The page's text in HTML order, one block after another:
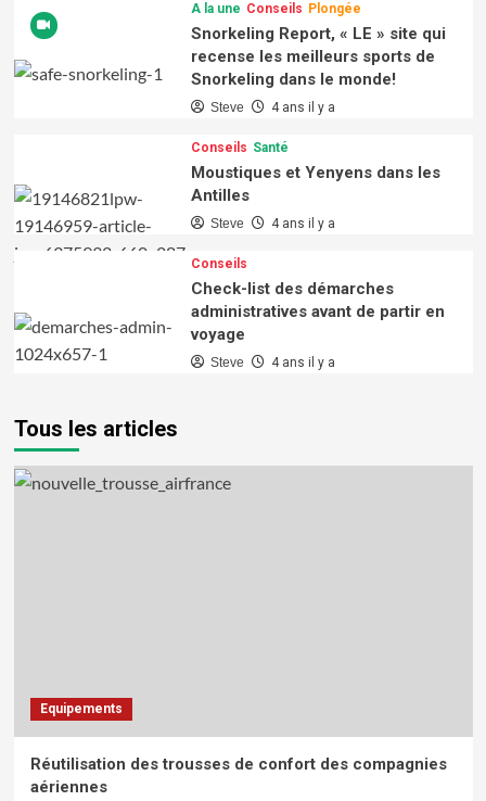
A la une Conseils Plongée
Snorkeling Report, « LE » site qui
recense les meilleurs sports de
Snorkeling dans le monde!
Steve 4 ans il y a
Conseils Santé
Moustiques et Yenyens dans les
Antilles
Steve 4 ans il y a
Conseils
Check-list des démarches
administratives avant de partir en
voyage
Steve 4 ans il y a
Tous les articles
Equipements
Réutilisation des trousses de confort des compagnies
aériennes